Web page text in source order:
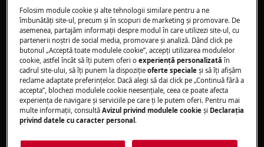
Se aplică la:
Uscătoarele ventilate
Uscătoarele cu condensator
Uscătoarele cu pompă de căldură
Rezolvare:
1. Nu puneţi rufe uscate în aparat. Pentru a
usca rufe uşor umede folosiţi întotdeauna un
program controlat de timp.
Folosim module cookie și alte tehnologii similare pentru a ne
îmbunătăţi site-ul, precum și în scopuri de marketing și promovare. De
asemenea, partajăm informaţii despre modul în care utilizezi site-ul, cu
partenerii noștri de social media, promovare și analiză. Dând click pe
butonul „Acceptă toate modulele cookie”, accepţi utilizarea modulelor
cookie, astfel încât să îţi putem oferi oexperienţă personalizată în
cadrul site-ului, să îţi punem la dispoziţieoferte speciale și să îţi afișăm
reclame adaptate preferinţelor. Dacă alegi să dai click pe „Continuă fără a
accepta”, blochezi modulele cookie neesenţiale, ceea ce poate afecta
experienţa de navigare și serviciile pe care ţi le putem oferi. Pentru mai
multe informaţii, consultăAvizul privind modulele cookie și Declaraţia
privind datele cu caracter personal.